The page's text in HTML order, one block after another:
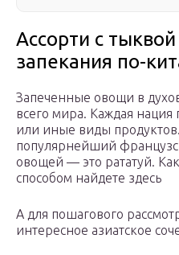
Ассорти с
запекания по-
Запеченные овощи в
всего мира. Каждая нация
или иные виды
популярнейший
овощей — это рататуй.
способом найдете здесь
А для пошагового
интересное азиатское